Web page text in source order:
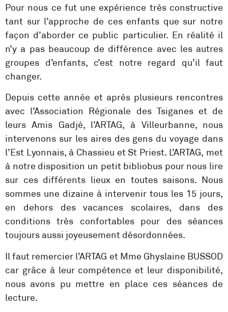
Pour nous ce fut une expérience très constructive
tant sur l’approche de ces enfants que sur notre
façon d’aborder ce public particulier. En réalité il
n’y a pas beaucoup de différence avec les autres
groupes d’enfants, c’est notre regard qu’il faut
changer.
Depuis cette année et après plusieurs rencontres
avec l’Association Régionale des Tsiganes et de
leurs Amis Gadjé, l’ARTAG, à Villeurbanne, nous
intervenons sur les aires des gens du voyage dans
l’Est Lyonnais, à Chassieu et St Priest. L’ARTAG, met
à notre disposition un petit bibliobus pour nous lire
sur ces différents lieux en toutes saisons. Nous
sommes une dizaine à intervenir tous les 15 jours,
en dehors des vacances scolaires, dans des
conditions très confortables pour des séances
toujours aussi joyeusement désordonnées.
Il faut remercier l’ARTAG et Mme Ghyslaine BUSSOD
car grâce à leur compétence et leur disponibilité,
nous avons pu mettre en place ces séances de
lecture.